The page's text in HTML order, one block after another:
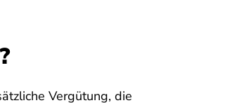
Vergütung, die